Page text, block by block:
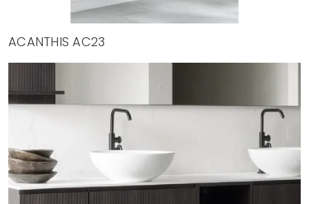
ACANTHIS AC23